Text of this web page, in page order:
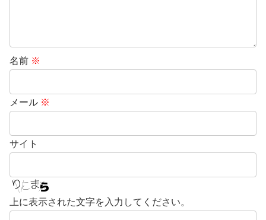
名前 ※
メール ※
サイト
上に表示された文字を入力してください。